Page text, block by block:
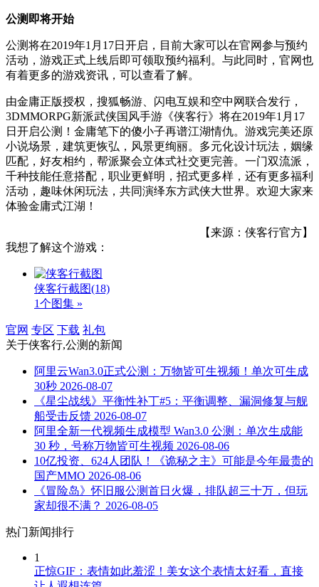
公测即将开始
公测将在2019年1月17日开启，目前大家可以在官网参与预约
活动，游戏正式上线后即可领取预约福利。与此同时，官网也
有着更多的游戏资讯，可以查看了解。
由金庸正版授权，搜狐畅游、闪电互娱和空中网联合发行，
3DMMORPG新派武侠国风手游《侠客行》将在2019年1月17
日开启公测！金庸笔下的傻小子再谱江湖情仇。游戏完美还原
小说场景，建筑更恢弘，风景更绚丽。多元化设计玩法，姻缘
匹配，好友相约，帮派聚会立体式社交更完善。一门双流派，
千种技能任意搭配，职业更鲜明，招式更多样，还有更多福利
活动，趣味休闲玩法，共同演绎东方武侠大世界。欢迎大家来
体验金庸式江湖！
【来源：侠客行官方】
我想了解这个游戏：
侠客行截图(18)
1个图集 »
官网 专区 下载 礼包
关于侠客行,公测 的新闻
阿里云Wan3.0正式公测：万物皆可生视频！单次可生成
30秒 2026-08-07
《星尘战线》平衡性补丁#5：平衡调整、漏洞修复与舰
船受击反馈 2026-08-07
阿里全新一代视频生成模型 Wan3.0 公测：单次生成能
30 秒，号称万物皆可生视频 2026-08-06
10亿投资、624人团队！《诡秘之主》可能是今年最贵的
国产MMO 2026-08-06
《冒险岛》怀旧服公测首日火爆，排队超三十万，但玩
家却很不满？ 2026-08-05
热门新闻排行
1
正惊GIF：表情如此羞涩！美女这个表情太好看，直接